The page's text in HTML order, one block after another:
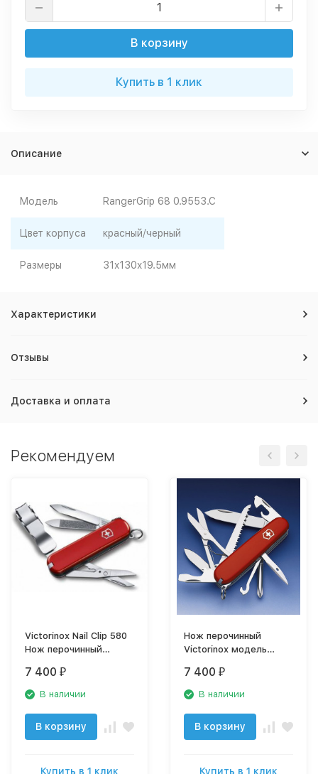
В корзину
Купить в 1 клик
Описание
Модель RangerGrip 68 0.9553.C
Цвет корпуса красный/черный
Размеры 31x130x19.5мм
Характеристики
Отзывы
Доставка и оплата
Рекомендуем
Victorinox Nail Clip 580
Нож перочинный
7 400 ₽
В наличии
В корзину
Купить в 1 клик
Нож перочинный
Victorinox модель
7 400 ₽
В наличии
В корзину
Купить в 1 клик